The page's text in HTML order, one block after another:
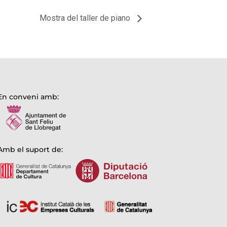
Mostra del taller de piano
conveni amb:
el suport de: